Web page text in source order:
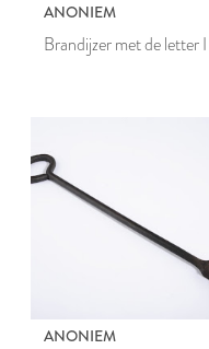
ANONIEM
Brandijzer met de letter I
ANONIEM